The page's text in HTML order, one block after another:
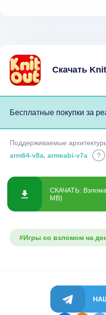
Скачать
Бесплатные покупки за
Поддерживаемые
arm64-v8a, armeabi-v7a
?
СКАЧАТЬ:
MB)
#Игры со взломом на